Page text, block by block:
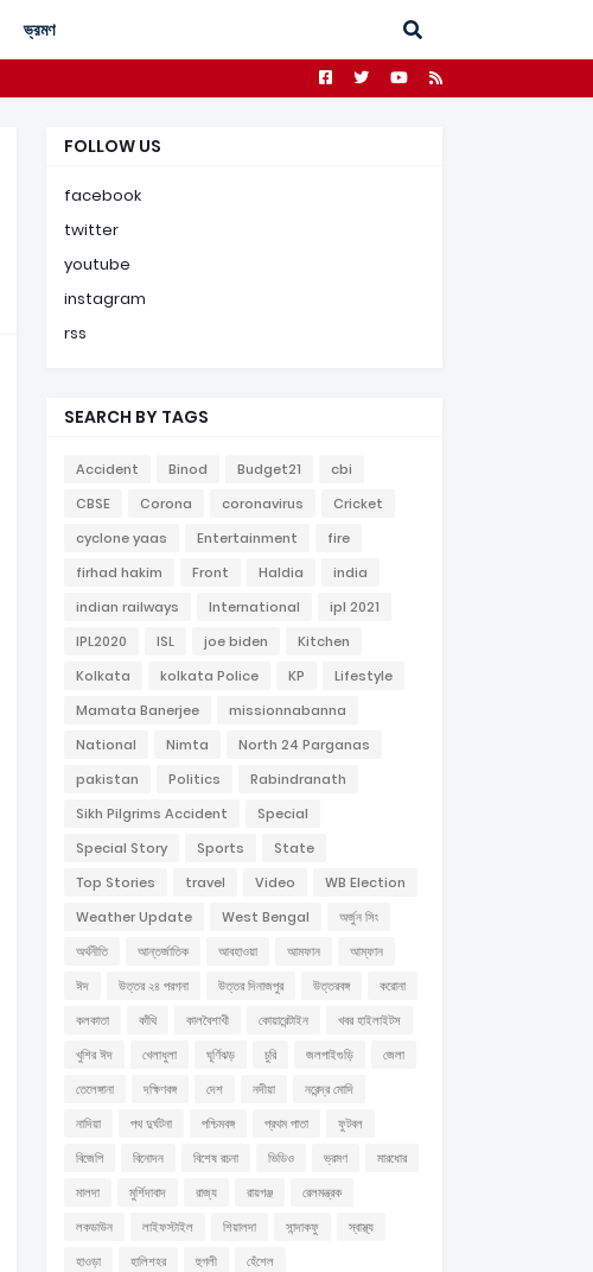
ভ্রমণ
FOLLOW US
facebook
twitter
youtube
instagram
rss
SEARCH BY TAGS
Accident Binod Budget21
cbi
CBSE
Corona coronavirus
Cricket
cyclone yaas
Entertainment
fire
firhad hakim
Front Haldia
india
indian railways
International
ipl 2021
IPL2020
ISL joe biden
Kitchen
Kolkata
kolkata Police KP
Lifestyle
Mamata Banerjee
missionnabanna
National
Nimta
North 24 Parganas
pakistan
Politics
Rabindranath
Sikh Pilgrims Accident
Special
Special Story
Sports
State
Top Stories
travel Video
WB Election
Weather Update
West Bengal
অর্জুন সিং
অর্থনীতি
আন্তর্জাতিক আবহাওয়া আমফান
আম্ফান
ঈদ
উত্তর ২৪ পরগনা উত্তর দিনাজপুর উত্তরবঙ্গ
করোনা
কলকাতা
কাঁথি কালবৈশাখী কোয়ারেন্টাইন
খবর হাইলাইটস
খুশির ঈদ
খেলাধুলা ঘূর্ণিঝড় চুরি জলপাইগুড়ি
জেলা
তেলেঙ্গানা
দক্ষিণবঙ্গ দেশ নদীয়া
নরেন্দ্র মোদি
নাদিয়া
পথ দুর্ঘটনা পশ্চিমবঙ্গ প্রথম পাতা
ফুটবল
বিজেপি
বিনোদন বিশেষ রচনা ভিডিও ভ্রমণ
মারধোর
মালদা
মুর্শিদাবাদ রাজ্য রায়গঞ্জ
রেলমন্ত্রক
লকডাউন
লাইফস্টাইল শিয়ালদা সান্দাকফু
স্বাস্থ্য
হাওড়া
হালিশহর হুগলী হেঁশেল